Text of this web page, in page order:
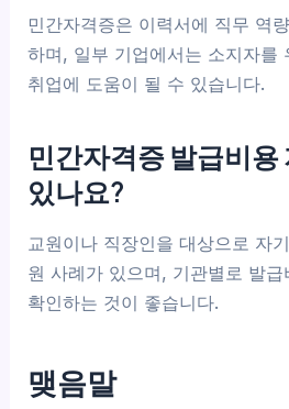
민간자격증은 이력서에 직무 역
하며, 일부 기업에서는 소지자를
취업에 도움이 될 수 있습니다.
민간자격증 발급비용
있나요?
교원이나 직장인을 대상으로 자
원 사례가 있으며, 기관별로 발
확인하는 것이 좋습니다.
맺음말